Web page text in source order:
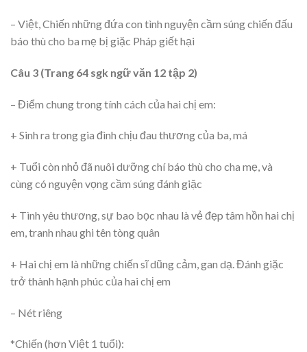
– Việt, Chiến những đứa con tình nguyện cầm súng chiến đấu
báo thù cho ba mẹ bị giặc Pháp giết hại
Câu 3 (Trang 64 sgk ngữ văn 12 tập 2)
– Điểm chung trong tính cách của hai chị em:
+ Sinh ra trong gia đình chịu đau thương của ba, má
+ Tuổi còn nhỏ đã nuôi dưỡng chí báo thù cho cha mẹ, và
cùng có nguyện vọng cầm súng đánh giặc
+ Tình yêu thương, sự bao bọc nhau là vẻ đẹp tâm hồn hai chị
em, tranh nhau ghi tên tòng quân
+ Hai chị em là những chiến sĩ dũng cảm, gan dạ. Đánh giặc
trở thành hạnh phúc của hai chị em
– Nét riêng
*Chiến (hơn Việt 1 tuổi):